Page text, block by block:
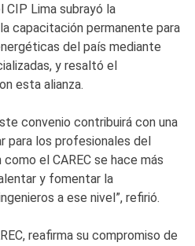
CIP Lima subrayó la
capacitación permanente para
del país mediante
y resaltó el
esta alianza.
convenio contribuirá con una
para los profesionales del
el CAREC se hace más
y fomentar la
a ese nivel”, refirió.
reafirma su compromiso de